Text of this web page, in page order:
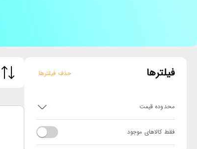
فیلترها حذف فیلترها
محدوده قیمت
فقط کالاهای موجود